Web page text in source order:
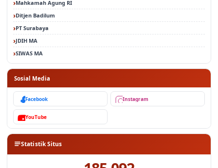
Ditjen Badilum
PT Surabaya
JDIH MA
SIWAS MA
Sosial Media
Facebook Instagram
YouTube
Statistik Situs
185,092